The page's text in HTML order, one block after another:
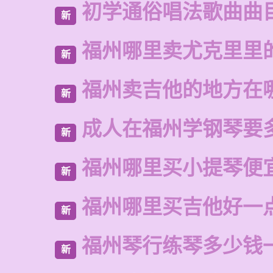
新 初学通俗唱法歌曲曲
新 福州哪里卖尤克里里
新 福州卖吉他的地方在
新 成人在福州学钢琴要
新 福州哪里买小提琴便
新 福州哪里买吉他好一
新 福州琴行练琴多少钱